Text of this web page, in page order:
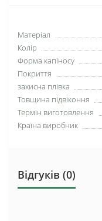
Матеріал
Колір
Форма капіносу
Покриття
захисна плівка
Товщина підвіконня
Термін виготовлення
Країна виробник
Відгуків (0)